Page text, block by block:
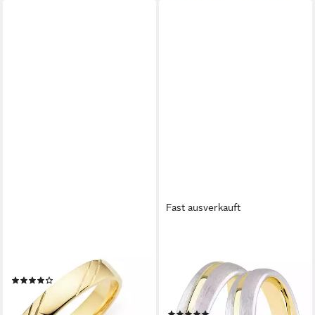
(1)
ab 598,08 € UVP672,00 €
-11%
Fast ausverkauft
Silber 925 Trauring Ehering
Partnerring LIEBE, wahlweise
mit oder ohne Zirkonia